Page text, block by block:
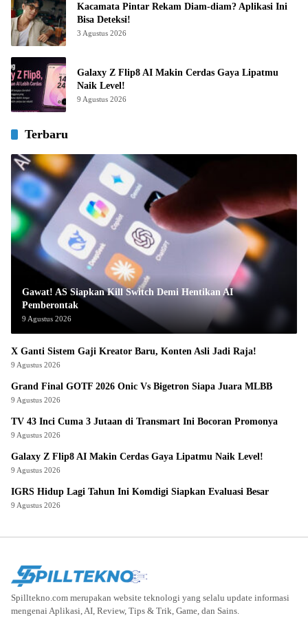
Kacamata Pintar Rekam Diam-diam? Aplikasi Ini
Bisa Deteksi!
3 Agustus 2026
Galaxy Z Flip8 AI Makin Cerdas Gaya Lipatmu
Naik Level!
9 Agustus 2026
Terbaru
Gawat! AS Siapkan Kill Switch Demi Hentikan AI
Pemberontak
9 Agustus 2026
X Ganti Sistem Gaji Kreator Baru, Konten Asli Jadi Raja!
9 Agustus 2026
Grand Final GOTF 2026 Onic Vs Bigetron Siapa Juara MLBB
9 Agustus 2026
TV 43 Inci Cuma 3 Jutaan di Transmart Ini Bocoran Promonya
9 Agustus 2026
Galaxy Z Flip8 AI Makin Cerdas Gaya Lipatmu Naik Level!
9 Agustus 2026
IGRS Hidup Lagi Tahun Ini Komdigi Siapkan Evaluasi Besar
9 Agustus 2026
Spilltekno.com merupakan website teknologi yang selalu update informasi
mengenai Aplikasi, AI, Review, Tips & Trik, Game, dan Sains.